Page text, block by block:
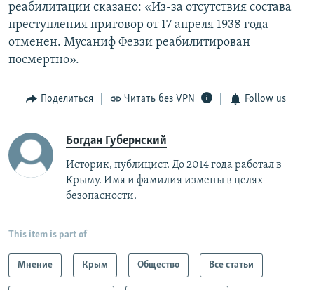
реабилитации сказано: «Из-за отсутствия состава
преступления приговор от 17 апреля 1938 года
отменен. Мусаниф Февзи реабилитирован
посмертно».
Поделиться Читать без VPN Follow us
Богдан Губернский
Историк, публицист. До 2014 года работал в
Крыму. Имя и фамилия измены в целях
безопасности.
This item is part of
Мнение Крым Общество Все статьи